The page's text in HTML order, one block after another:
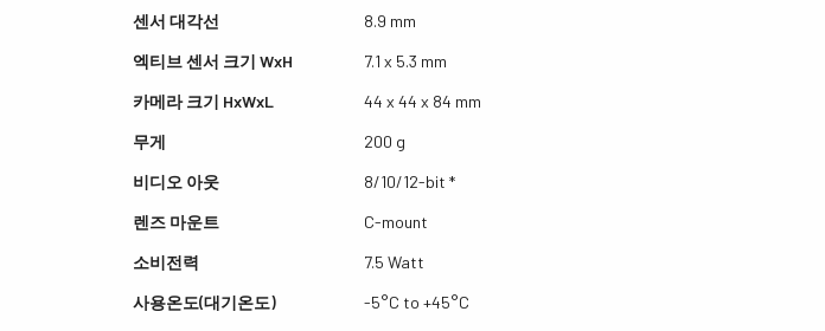
센서 대각선
8.9 mm
엑티브 센서 크기 WxH
7.1 x 5.3 mm
카메라 크기 HxWxL
44 x 44 x 84 mm
무게
200 g
비디오 아웃
8/10/12-bit *
렌즈 마운트
C-mount
소비전력
7.5 Watt
사용온도(대기온도)
-5°C to +45°C